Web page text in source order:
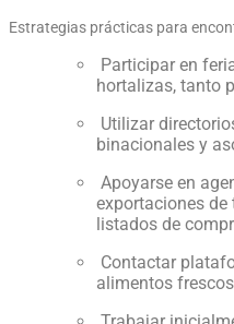
Estrategias prácticas para
Participar en
hortalizas, tanto
Utilizar
binacionales y
Apoyarse en
exportaciones de
listados de
Contactar
alimentos